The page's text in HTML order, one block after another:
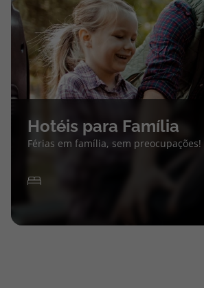
Hotéis para Família
Férias em família, sem preocupações!